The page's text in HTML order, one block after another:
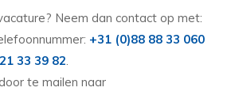
Neem dan contact op met:
+31 (0)88 88 33 060
33 39 82.
te mailen naar